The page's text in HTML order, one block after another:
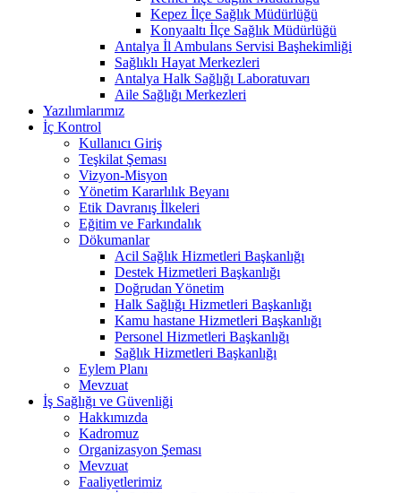
Kepez İlçe Sağlık Müdürlüğü
Konyaaltı İlçe Sağlık Müdürlüğü
Antalya İl Ambulans Servisi Başhekimliği
Sağlıklı Hayat Merkezleri
Antalya Halk Sağlığı Laboratuvarı
Aile Sağlığı Merkezleri
Yazılımlarımız
İç Kontrol
Kullanıcı Giriş
Teşkilat Şeması
Vizyon-Misyon
Yönetim Kararlılık Beyanı
Etik Davranış İlkeleri
Eğitim ve Farkındalık
Dökumanlar
Acil Sağlık Hizmetleri Başkanlığı
Destek Hizmetleri Başkanlığı
Doğrudan Yönetim
Halk Sağlığı Hizmetleri Başkanlığı
Kamu hastane Hizmetleri Başkanlığı
Personel Hizmetleri Başkanlığı
Sağlık Hizmetleri Başkanlığı
Eylem Planı
Mevzuat
İş Sağlığı ve Güvenliği
Hakkımızda
Kadromuz
Organizasyon Şeması
Mevzuat
Faaliyetlerimiz